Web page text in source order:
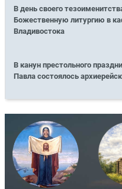
В день своего
Божественную литургию в
Владивостока
В канун престольного
Павла состоялось